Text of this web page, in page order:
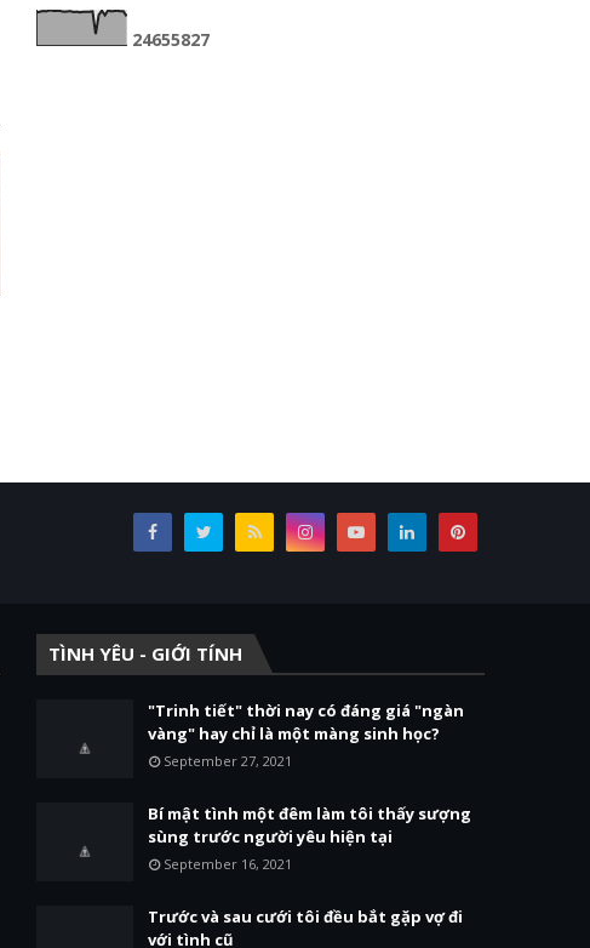
24655827
TÌNH YÊU - GIỚI TÍNH
"Trinh tiết" thời nay có đáng giá "ngàn
vàng" hay chỉ là một màng sinh học?
September 27, 2021
Bí mật tình một đêm làm tôi thấy sượng
sùng trước người yêu hiện tại
September 16, 2021
Trước và sau cưới tôi đều bắt gặp vợ đi
với tình cũ